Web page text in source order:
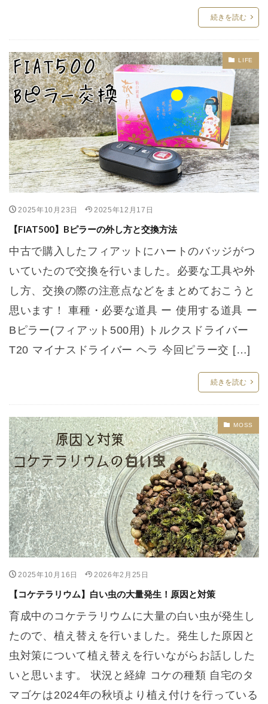
続きを読む
LIFE
2025年10月23日 2025年12月17日
【FIAT500】Bピラーの外し方と交換方法
中古で購入したフィアットにハートのバッジがつ
いていたので交換を行いました。必要な工具や外
し方、交換の際の注意点などをまとめておこうと
思います！ 車種・必要な道具 ー 使用する道具 ー
Bピラー(フィアット500用) トルクスドライバー
T20 マイナスドライバー ヘラ 今回ピラー交 […]
続きを読む
MOSS
2025年10月16日 2026年2月25日
【コケテラリウム】白い虫の大量発生！原因と対策
育成中のコケテラリウムに大量の白い虫が発生し
たので、植え替えを行いました。発生した原因と
虫対策について植え替えを行いながらお話しした
いと思います。 状況と経緯 コケの種類 自宅のタ
マゴケは2024年の秋頃より植え付けを行っている